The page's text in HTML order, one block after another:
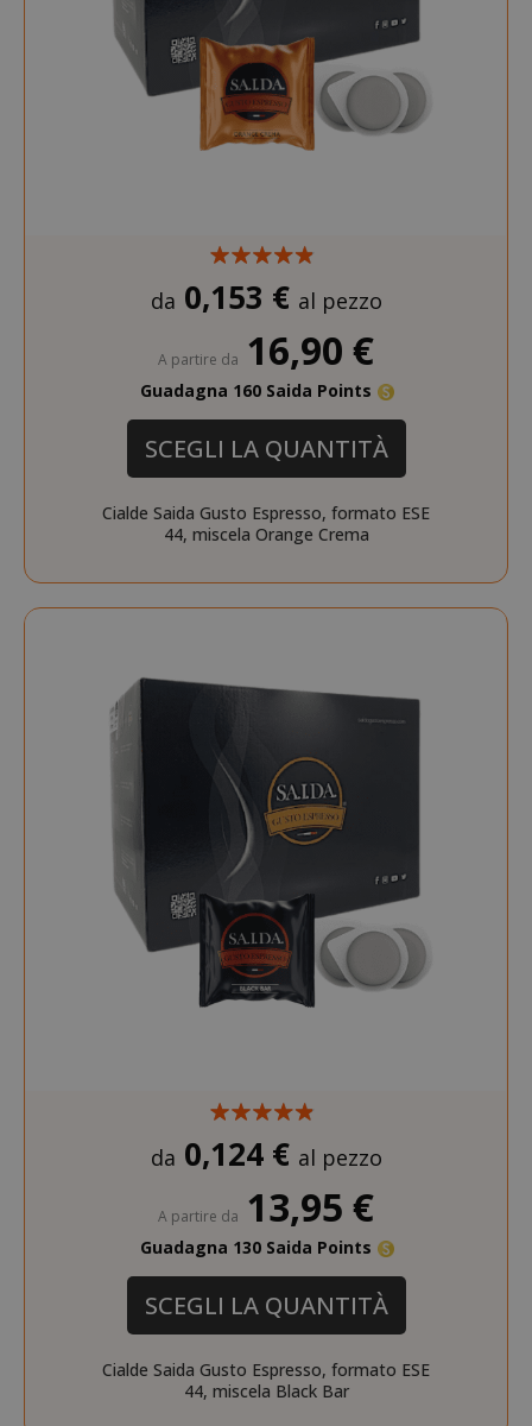
da 0,153 € al pezzo
A partire da 16,90 €
Guadagna 160 Saida Points
SCEGLI LA QUANTITÀ
Cialde Saida Gusto Espresso, formato ESE
44, miscela Orange Crema
da 0,124 € al pezzo
A partire da 13,95 €
Guadagna 130 Saida Points
SCEGLI LA QUANTITÀ
Cialde Saida Gusto Espresso, formato ESE
44, miscela Black Bar